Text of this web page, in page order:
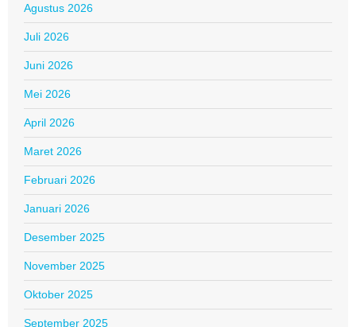
Agustus 2026
Juli 2026
Juni 2026
Mei 2026
April 2026
Maret 2026
Februari 2026
Januari 2026
Desember 2025
November 2025
Oktober 2025
September 2025